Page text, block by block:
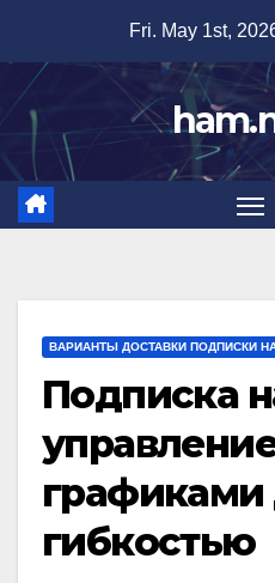
content
Fri. May 1st,
ВАРИАНТЫ ДОСТАВКИ ПОДПИСКИ
Подписка
графиками
гибкостью